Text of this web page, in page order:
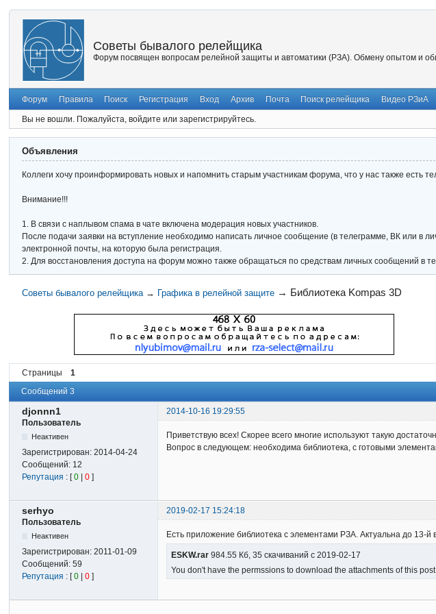
Советы бывалого релейщика
Форум посвящен вопросам релейной защиты и автоматики (РЗА). Обмену опытом и
Форум Правила Поиск Регистрация Вход Архив Почта Поиск релейщика Видео РЗиА
Вы не вошли. Пожалуйста, войдите или зарегистрируйтесь.
Объявления
Коллеги хочу проинформировать новых и напомнить старым участникам форума, что у нас также есть
Внимание!!!
1. В связи с наплывом спама в чате включена модерация новых участников.
После подачи заявки на вступление необходимо написать личное сообщение (в телеграмме, ВК или в
электронной почты, на которую была регистрация.
2. Для восстановления доступа на форум можно также обращаться по средствам личных сообщений в
Советы бывалого релейщика → Графика в релейной защите → Библиотека Kompas 3D
Страницы 1
Сообщений 3
djonnn1
2014-10-16 19:29:55
Пользователь
Неактивен
Зарегистрирован:2014-04-24
Сообщений: 12
Репутация : [0 |0 ]
Приветствую всех! Скорее всего многие используют такую
Вопрос в следующем: необходима библиотека, с готовыми
serhyo
2019-02-17 15:24:18
Пользователь
Неактивен
Зарегистрирован:2011-01-09
Сообщений:59
Репутация : [0 |0 ]
Есть приложение библиотека с элементами РЗА. Актуальна до 13-й
ESKW.rar 984.55 Кб, 35 скачиваний с 2019-02-17
You don't have the permssions to download the attachments of this post.